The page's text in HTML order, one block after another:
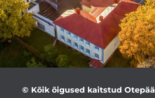
© Kõik õigused kaitstud Otepää